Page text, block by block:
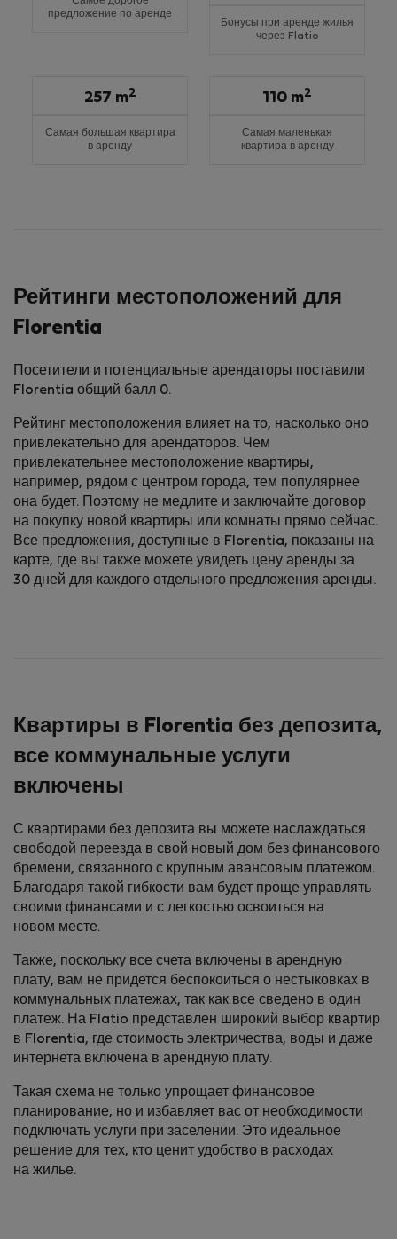
предложение по аренде
Бонусы при аренде жилья
через Flatio
Самая большая квартира
в аренду
257 m2
Самая маленькая
квартира в аренду
110 m2
Рейтинги местоположений для
Florentia
Посетители и потенциальные арендаторы поставили
Florentia общий балл 0.
Рейтинг местоположения влияет на то, насколько оно
привлекательно для арендаторов. Чем
привлекательнее местоположение квартиры,
например, рядом с центром города, тем популярнее
она будет. Поэтому не медлите и заключайте договор
на покупку новой квартиры или комнаты прямо сейчас.
Все предложения, доступные в Florentia, показаны на
карте, где вы также можете увидеть цену аренды за
30 дней для каждого отдельного предложения аренды.
Квартиры в Florentia без депозита,
все коммунальные услуги
включены
С квартирами без депозита вы можете наслаждаться
свободой переезда в свой новый дом без финансового
бремени, связанного с крупным авансовым платежом.
Благодаря такой гибкости вам будет проще управлять
своими финансами и с легкостью освоиться на
новом месте.
Также, поскольку все счета включены в арендную
плату, вам не придется беспокоиться о нестыковках в
коммунальных платежах, так как все сведено в один
платеж. На Flatio представлен широкий выбор квартир
в Florentia, где стоимость электричества, воды и даже
интернета включена в арендную плату.
Такая схема не только упрощает финансовое
планирование, но и избавляет вас от необходимости
подключать услуги при заселении. Это идеальное
решение для тех, кто ценит удобство в расходах
на жилье.